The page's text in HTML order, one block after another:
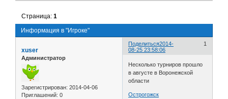
Информация в "Игроке"
Страница:1
Поделиться 1
2014-
08-25 23:58:06
xuser
Администратор
Зарегистрирован: 2014-04-06
Приглашений: 0
Несколько турниров прошло
в августе в Воронежской
области
Острогожск